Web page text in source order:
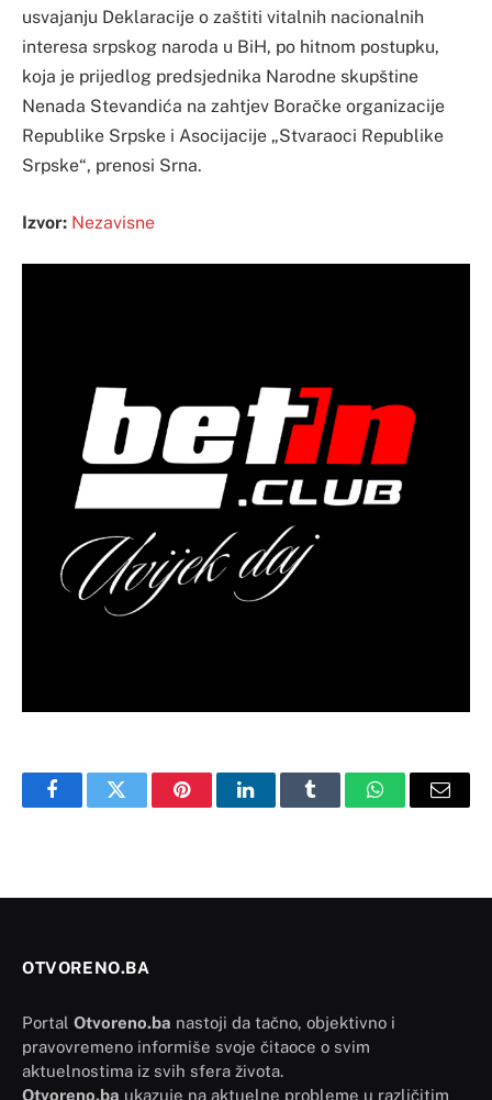
usvajanju Deklaracije o zaštiti vitalnih nacionalnih
interesa srpskog naroda u BiH, po hitnom postupku,
koja je prijedlog predsjednika Narodne skupštine
Nenada Stevandića na zahtjev Boračke organizacije
Republike Srpske i Asocijacije „Stvaraoci Republike
Srpske“, prenosi Srna.
Izvor: Nezavisne
FacebookTwitter PinterestLinkedInTumblr WhatsAppEmail
OTVORENO.BA
Portal Otvoreno.ba nastoji da tačno, objektivno i
pravovremeno informiše svoje čitaoce o svim
aktuelnostima iz svih sfera života.
Otvoreno.ba ukazuje na aktuelne probleme u različitim